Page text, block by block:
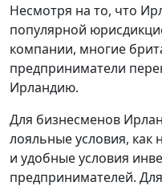
Несмотря на то, что
популярной
компании, многие
предприниматели
Ирландию.
Для бизнесменов
лояльные условия, как
и удобные условия
предпринимателей.